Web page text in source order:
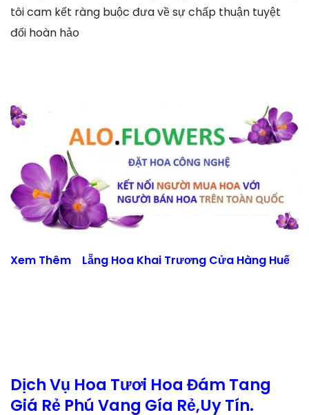
tôi cam kết ràng buộc đưa về sự chấp thuận tuyệt
đối hoàn hảo
Xem Thêm Lẵng Hoa Khai Trương Cửa Hàng Huế
Dịch Vụ Hoa Tươi Hoa Đám Tang
Giá Rẻ Phú Vang Gía Rẻ,Uy Tín.